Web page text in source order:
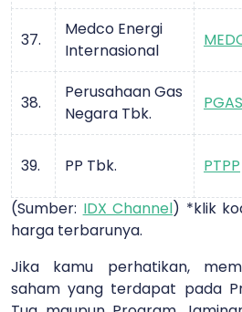
37.
Medco Energi
Internasional
38.
Perusahaan Gas
Negara Tbk.
PGAS
39. PP Tbk. PTPP
(Sumber: IDX Channel) *klik
harga terbarunya.
Jika kamu perhatikan,
saham yang terdapat pada